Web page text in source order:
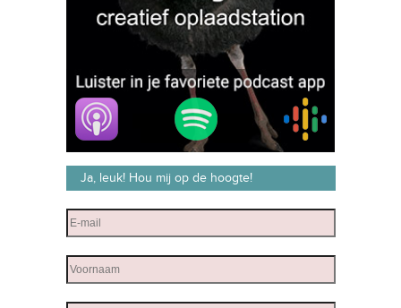
Ja, leuk! Hou mij op de hoogte!